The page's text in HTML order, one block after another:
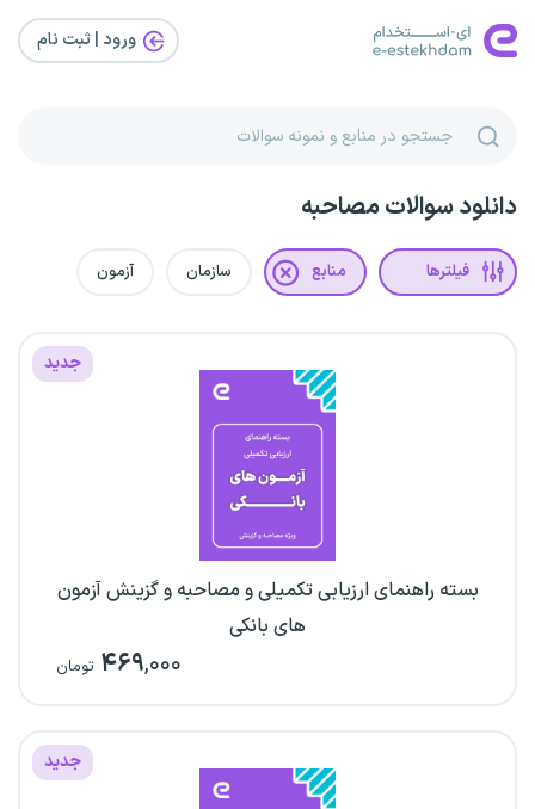
ورود | ثبت‌ نام
دانلود سوالات مصاحبه
فیلترها منابع سازمان آزمون
جدید
بسته راهنمای ارزیابی تکمیلی و مصاحبه و گزینش آزمون
های بانکی
۴۶۹,۰۰۰ تومان
جدید